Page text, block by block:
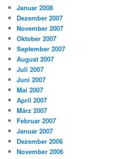
Januar 2008
Dezember 2007
November 2007
Oktober 2007
September 2007
August 2007
Juli 2007
Juni 2007
Mai 2007
April 2007
März 2007
Februar 2007
Januar 2007
Dezember 2006
November 2006